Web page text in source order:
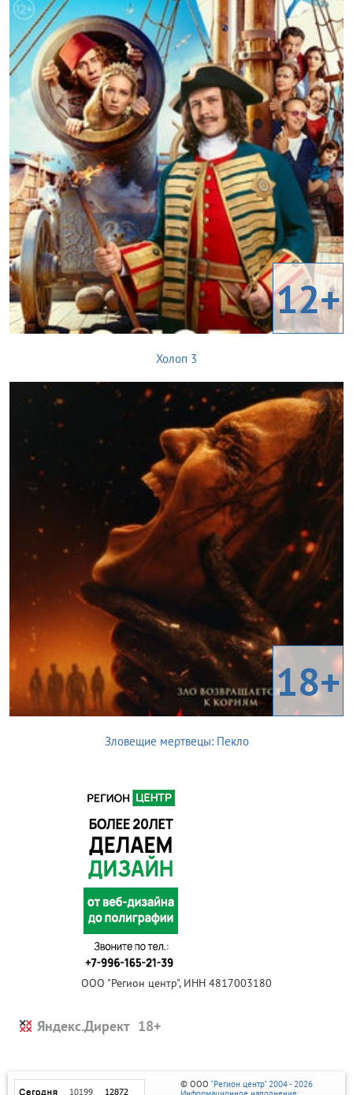
12+
Холоп 3
18+
Зловещие мертвецы: Пекло
ООО "Регион центр", ИНН 4817003180
Яндекс.Директ
© ООО "Регион центр" 2004 - 2026